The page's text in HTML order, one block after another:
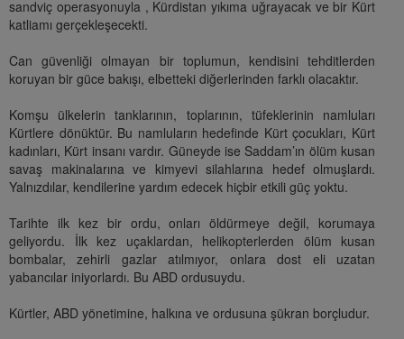
sandviç operasyonuyla , Kürdistan yıkıma uğrayacak ve bir Kürt
katliamı gerçekleşecekti.
Can güvenliği olmayan bir toplumun, kendisini tehditlerden
koruyan bir güce bakışı, elbetteki diğerlerinden farklı olacaktır.
Komşu ülkelerin tanklarının, toplarının, tüfeklerinin namluları
Kürtlere dönüktür. Bu namluların hedefinde Kürt çocukları, Kürt
kadınları, Kürt insanı vardır. Güneyde ise Saddam’ın ölüm kusan
savaş makinalarına ve kimyevi silahlarına hedef olmuşlardı.
Yalnızdılar, kendilerine yardım edecek hiçbir etkili güç yoktu.
Tarihte ilk kez bir ordu, onları öldürmeye değil, korumaya
geliyordu. İlk kez uçaklardan, helikopterlerden ölüm kusan
bombalar, zehirli gazlar atılmıyor, onlara dost eli uzatan
yabancılar iniyorlardı. Bu ABD ordusuydu.
Kürtler, ABD yönetimine, halkına ve ordusuna şükran borçludur.